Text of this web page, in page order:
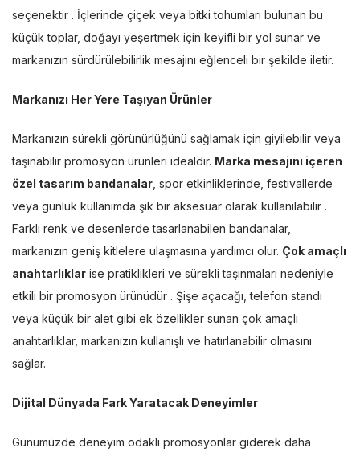
seçenektir . İçlerinde çiçek veya bitki tohumları bulunan bu
küçük toplar, doğayı yeşertmek için keyifli bir yol sunar ve
markanızın sürdürülebilirlik mesajını eğlenceli bir şekilde iletir.
Markanızı Her Yere Taşıyan Ürünler
Markanızın sürekli görünürlüğünü sağlamak için giyilebilir veya
taşınabilir promosyon ürünleri idealdir. Marka mesajını içeren
özel tasarım bandanalar , spor etkinliklerinde, festivallerde
veya günlük kullanımda şık bir aksesuar olarak kullanılabilir .
Farklı renk ve desenlerde tasarlanabilen bandanalar,
markanızın geniş kitlelere ulaşmasına yardımcı olur. Çok amaçlı
anahtarlıklar ise pratiklikleri ve sürekli taşınmaları nedeniyle
etkili bir promosyon ürünüdür . Şişe açacağı, telefon standı
veya küçük bir alet gibi ek özellikler sunan çok amaçlı
anahtarlıklar, markanızın kullanışlı ve hatırlanabilir olmasını
sağlar.
Dijital Dünyada Fark Yaratacak Deneyimler
Günümüzde deneyim odaklı promosyonlar giderek daha